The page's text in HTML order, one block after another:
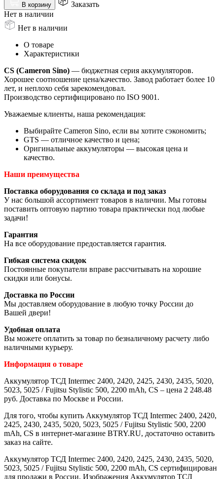
В корзину
Заказать
Нет в наличии
Нет в наличии
О товаре
Характеристики
CS (Cameron Sino) — бюджетная серия аккумуляторов.
Хорошее соотношение цена/качество. Завод работает более 10
лет, и неплохо себя зарекомендовал.
Производство сертифицировано по ISO 9001.
Уважаемые клиенты, наша рекомендация:
Выбирайте Cameron Sino, если вы хотите сэкономить;
GTS — отличное качество и цена;
Оригинальные аккумуляторы — высокая цена и
качество.
Наши преимущества
Поставка оборудования со склада и под заказ
У нас большой ассортимент товаров в наличии. Мы готовы
поставить оптовую партию товара практически под любые
задачи!
Гарантия
На все оборудование предоставляется гарантия.
Гибкая система скидок
Постоянные покупатели вправе рассчитывать на хорошие
скидки или бонусы.
Доставка по России
Мы доставляем оборудование в любую точку России до
Вашей двери!
Удобная оплата
Вы можете оплатить за товар по безналичному расчету либо
наличными курьеру.
Информация о товаре
Аккумулятор ТСД Intermec 2400, 2420, 2425, 2430, 2435, 5020,
5023, 5025 / Fujitsu Stylistic 500, 2200 mAh, CS – цена 2 248.48
руб. Доставка по Москве и России.
Для того, чтобы купить Аккумулятор ТСД Intermec 2400, 2420,
2425, 2430, 2435, 5020, 5023, 5025 / Fujitsu Stylistic 500, 2200
mAh, CS в интернет-магазине BTRY.RU, достаточно оставить
заказ на сайте.
Аккумулятор ТСД Intermec 2400, 2420, 2425, 2430, 2435, 5020,
5023, 5025 / Fujitsu Stylistic 500, 2200 mAh, CS сертифицирован
для продажи в России. Изображения Аккумулятор ТСД